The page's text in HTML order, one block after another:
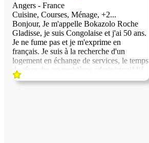
Angers - France
Cuisine, Courses, Ménage, +2...
Bonjour, Je m'appelle Bokazolo Roche
Gladisse, je suis Congolaise et j'ai 50 ans.
Je ne fume pas et je m'exprime en
français. Je suis à la recherche d'un
logement en échange de services, le temps
de résoudre un problème administratif lié
au renouvellement de mon titre de séjour,